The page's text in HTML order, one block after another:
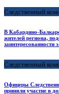
Следственный
В Кабардино-
жителей региона,
заинтересованности
Следственный
Офицеры
приняли участие в